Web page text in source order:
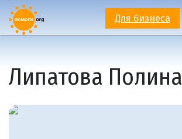
Для бизнеса
Липатова Полина